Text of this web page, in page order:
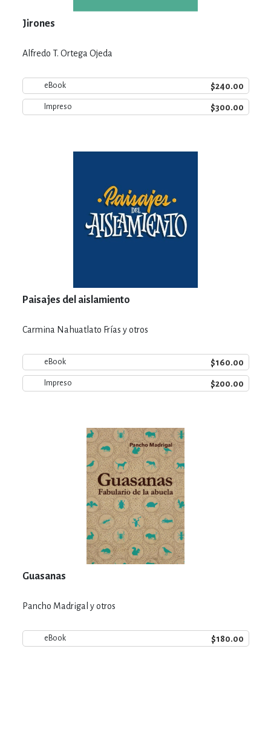
Jirones
Alfredo T. Ortega Ojeda
eBook $240.00
Impreso $300.00
Paisajes del aislamiento
Carmina Nahuatlato Frías y otros
eBook $160.00
Impreso $200.00
Guasanas
Pancho Madrigal y otros
eBook $180.00